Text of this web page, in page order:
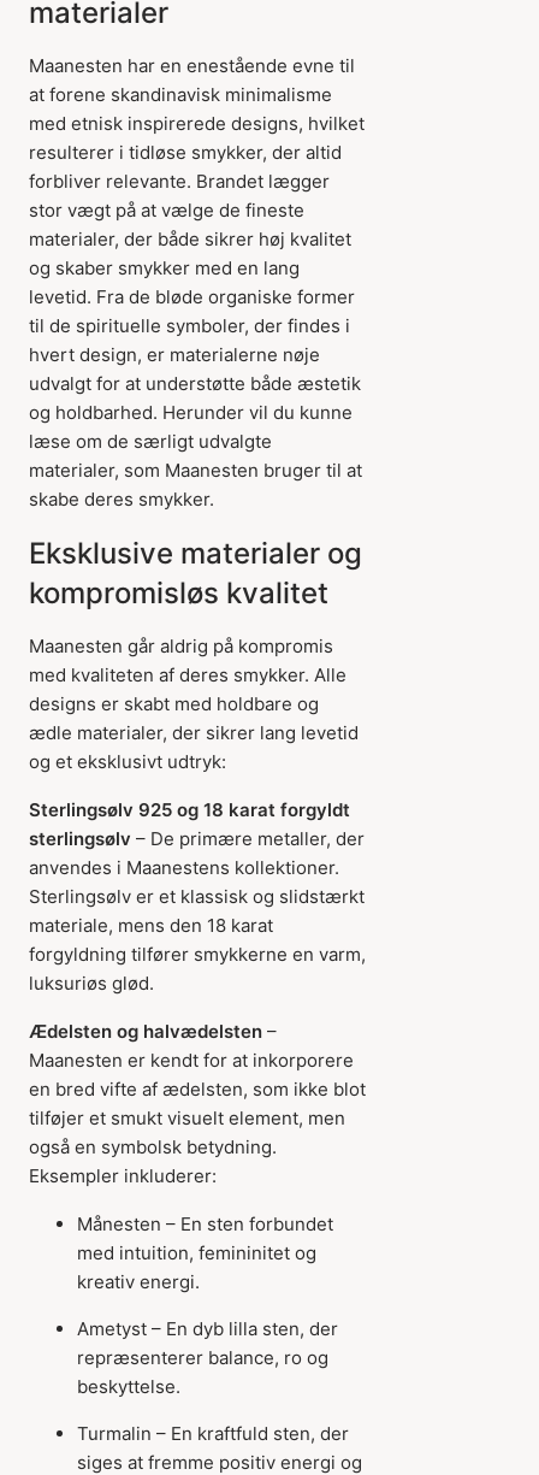
materialer
Maanesten har en enestående evne til
at forene skandinavisk minimalisme
med etnisk inspirerede designs, hvilket
resulterer i tidløse smykker, der altid
forbliver relevante. Brandet lægger
stor vægt på at vælge de fineste
materialer, der både sikrer høj kvalitet
og skaber smykker med en lang
levetid. Fra de bløde organiske former
til de spirituelle symboler, der findes i
hvert design, er materialerne nøje
udvalgt for at understøtte både æstetik
og holdbarhed. Herunder vil du kunne
læse om de særligt udvalgte
materialer, som Maanesten bruger til at
skabe deres smykker.
Eksklusive materialer og
kompromisløs kvalitet
Maanesten går aldrig på kompromis
med kvaliteten af deres smykker. Alle
designs er skabt med holdbare og
ædle materialer, der sikrer lang levetid
og et eksklusivt udtryk:
Sterlingsølv 925 og 18 karat forgyldt
sterlingsølv – De primære metaller, der
anvendes i Maanestens kollektioner.
Sterlingsølv er et klassisk og slidstærkt
materiale, mens den 18 karat
forgyldning tilfører smykkerne en varm,
luksuriøs glød.
Ædelsten og halvædelsten –
Maanesten er kendt for at inkorporere
en bred vifte af ædelsten, som ikke blot
tilføjer et smukt visuelt element, men
også en symbolsk betydning.
Eksempler inkluderer:
Månesten – En sten forbundet
med intuition, femininitet og
kreativ energi.
Ametyst – En dyb lilla sten, der
repræsenterer balance, ro og
beskyttelse.
Turmalin – En kraftfuld sten, der
siges at fremme positiv energi og